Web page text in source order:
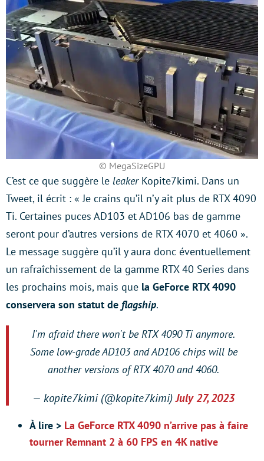
© MegaSizeGPU
C’est ce que suggère le leaker Kopite7kimi. Dans un
Tweet, il écrit : « Je crains qu’il n’y ait plus de RTX 4090
Ti. Certaines puces AD103 et AD106 bas de gamme
seront pour d’autres versions de RTX 4070 et 4060 ».
Le message suggère qu’il y aura donc éventuellement
un rafraîchissement de la gamme RTX 40 Series dans
les prochains mois, mais que la GeForce RTX 4090
conservera son statut de flagship.
I'm afraid there won't be RTX 4090 Ti anymore.
Some low-grade AD103 and AD106 chips will be
another versions of RTX 4070 and 4060.
— kopite7kimi (@kopite7kimi)July 27, 2023
À lire > La GeForce RTX 4090 n’arrive pas à faire
tourner Remnant 2 à 60 FPS en 4K native